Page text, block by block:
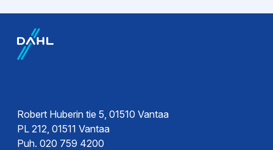
EPD-
ympäristöseloste
Tekninen esite
Käyttöohje
Robert Huberin tie 5, 01510 Vantaa
PL 212, 01511 Vantaa
Puh. 020 759 4200